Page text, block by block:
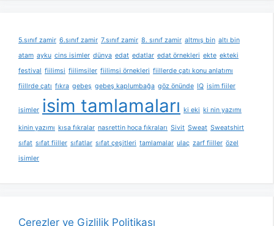
5.sınıf zamir 6.sınıf zamir 7.sınıf zamir 8. sınıf zamir altmış bin altı bin
atam ayku cins isimler dünya edat edatlar edat örnekleri ekte ekteki
festival fiilimsi fiilimsiler fiilimsi örnekleri fiillerde çatı konu anlatımı
fiillrde çatı fıkra gebeş gebeş kaplumbağa göz önünde IQ isim fiiler
isimler isim tamlamaları ki eki ki nin yazımı
kinin yazımı kısa fıkralar nasrettin hoca fıkraları Sivit Sweat Sweatshirt
sıfat sıfat fiiller sıfatlar sıfat çeşitleri tamlamalar ulaç zarf fiiller özel
isimler
Çerezler ve Gizlilik Politikası